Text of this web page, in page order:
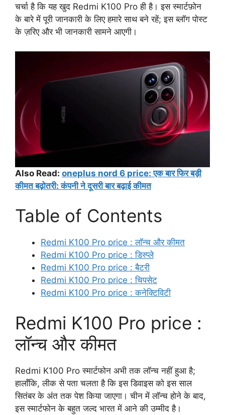
चर्चा है कि यह खुद Redmi K100 Pro ही है। इस स्मार्टफ़ोन
के बारे में पूरी जानकारी के लिए हमारे साथ बने रहें; इस ब्लॉग पोस्ट
के ज़रिए और भी जानकारी सामने आएगी।
Also Read: oneplus nord 6 price: एक बार फिर बड़ी
कीमत बढ़ोतरी: कंपनी ने दूसरी बार बढ़ाई कीमत
Table of Contents
Redmi K100 Pro price : लॉन्च और कीमत
Redmi K100 Pro price : डिस्प्ले
Redmi K100 Pro price : बैटरी
Redmi K100 Pro price : चिपसेट
Redmi K100 Pro price : कनेक्टिविटी
Redmi K100 Pro price :
लॉन्च और कीमत
Redmi K100 Pro स्मार्टफोन अभी तक लॉन्च नहीं हुआ है;
हालाँकि, लीक से पता चलता है कि इस डिवाइस को इस साल
सितंबर के अंत तक पेश किया जाएगा। चीन में लॉन्च होने के बाद,
इस स्मार्टफोन के बहुत जल्द भारत में आने की उम्मीद है।